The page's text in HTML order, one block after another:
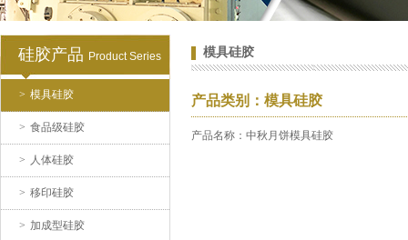
硅胶产品 Product Series
> 模具硅胶
> 食品级硅胶
> 人体硅胶
> 移印硅胶
> 加成型硅胶
模具硅胶
产品类别：模具硅胶
产品名称：中秋月饼模具硅胶